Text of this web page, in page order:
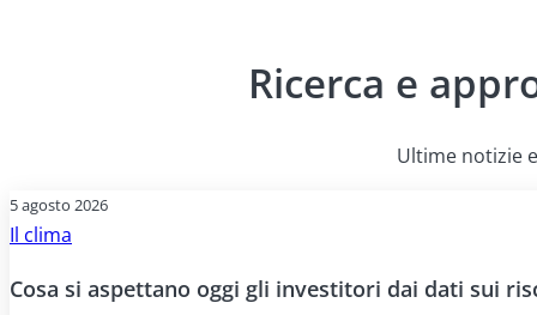
Ricerca e
Ultime notizie
5 agosto 2026
Il clima
Cosa si aspettano oggi gli investitori dai dati sui